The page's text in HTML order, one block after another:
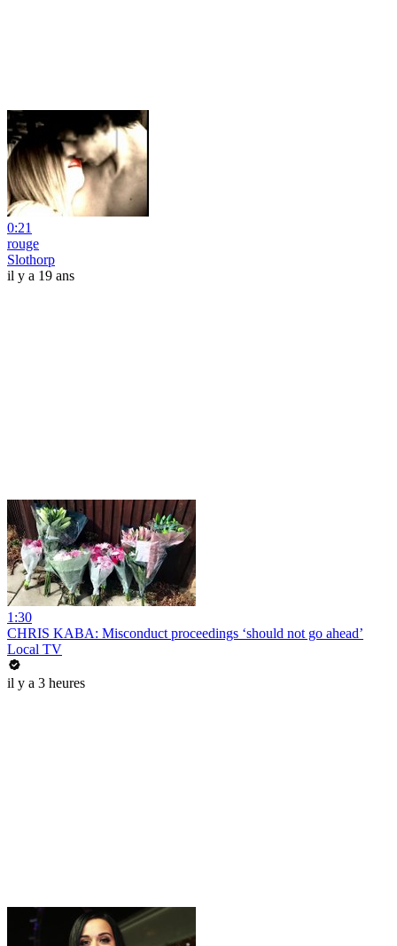
0:21
rouge
Slothorp
il y a 19 ans
1:30
CHRIS KABA: Misconduct proceedings ‘should not go ahead’
Local TV
il y a 3 heures